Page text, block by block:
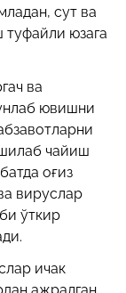
сут ва
юзага
ва
ювишни
чайиш
оғиз
вируслар
ўткир
ичак